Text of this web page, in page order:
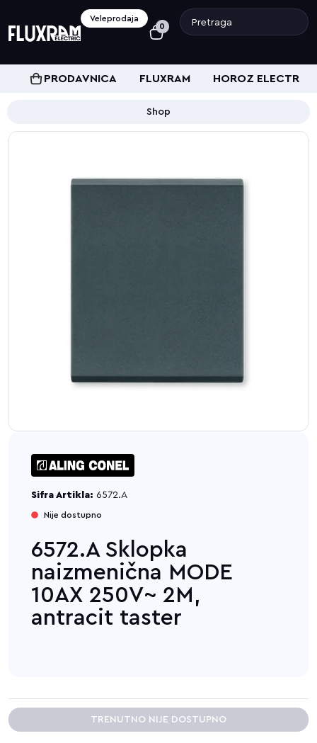
Veleprodaja
0
PRODAVNICA FLUXRAM HOROZ ELECTRIC
Shop
Sifra Artikla: 6572.A
Nije dostupno
6572.A Sklopka
naizmenična MODE
10AX 250V~ 2M,
antracit taster
TRENUTNO NIJE DOSTUPNO